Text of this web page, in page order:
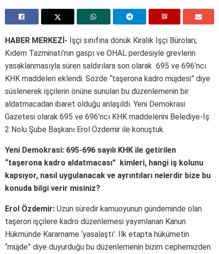
HABER MERKEZİ- İşçi sınıfına dönük Kiralık İşçi Büroları,
Kıdem Tazminatı’nın gaspı ve OHAL perdesiyle grevlerin
yasaklanmasıyla süren saldırılara son olarak 695 ve 696’ncı
KHK maddeleri eklendi. Sözde “taşerona kadro müjdesi” diye
süslenerek işçilerin önüne sunulan bu düzenlemenin bir
aldatmacadan ibaret olduğu anlaşıldı. Yeni Demokrasi
Gazetesi olarak 695 ve 696’ncı KHK maddelerini Belediye-İş
2 Nolu Şube Başkanı Erol Özdemir ile konuştuk.
Yeni Demokrasi: 695-696 sayılı KHK ile getirilen
“taşerona kadro aldatmacası” kimleri, hangi iş kolunu
kapsıyor, nasıl uygulanacak ve ayrıntıları nelerdir bize bu
konuda bilgi verir misiniz?
Erol Özdemir: Uzun süredir kamuoyunun gündeminde olan
taşeron işçilere kadro düzenlemesi yayımlanan Kanun
Hükmünde Kararname ‘yasalaştı’. İlk etapta hükümetin
“müjde” diye duyurduğu bu düzenlemenin bizim cephemizden